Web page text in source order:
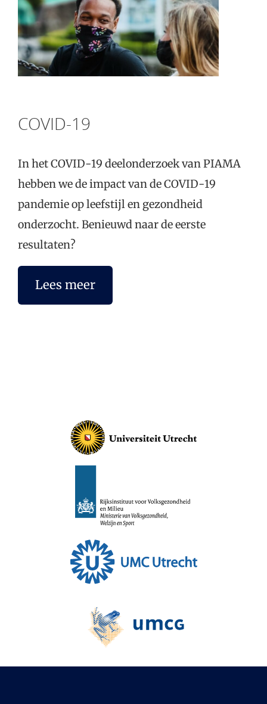
COVID-19
In het COVID-19 deelonderzoek van PIAMA
hebben we de impact van de COVID-19
pandemie op leefstijl en gezondheid
onderzocht. Benieuwd naar de eerste
resultaten?
Lees meer